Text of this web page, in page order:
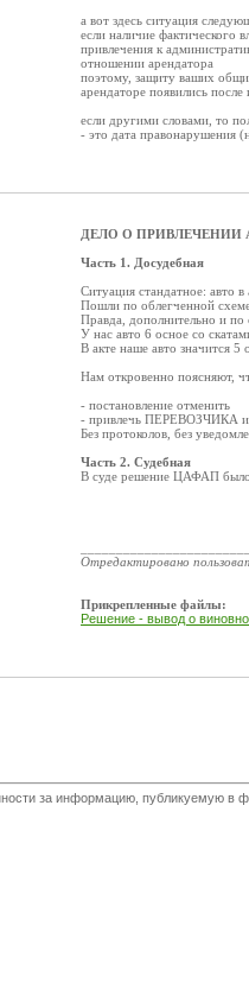
а вот здесь ситуация
если наличие фактического
привлечения к
отношении арендатора
поэтому, защиту ваших
арендаторе появились
если другими словами, то
- это дата правонарушения
ДЕЛО О ПРИВЛЕЧЕНИИ
Часть 1. Досудебная
Ситуация стандатное: авто
Пошли по облегченной
Правда, дополнительно и
У нас авто 6 осное со
В акте наше авто значится 5
Нам откровенно поясняют,
- постановление отменить
- привлечь ПЕРЕВОЗЧИКА и
Без протоколов, без
Часть 2. Судебная
В суде решение ЦАФАП было
Отредактировано
Прикрепленные файлы:
Решение - вывод о
за информацию, публикуемую